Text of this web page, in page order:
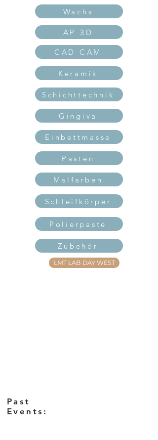
Wachs
AP 3D
CAD CAM
Keramik
Schichttechnik
Gingiva
Einbettmasse
Pasten
Malfarben
Schleifkörper
Polierpaste
Zubehör
LMT LAB DAY WEST
Past
Events: